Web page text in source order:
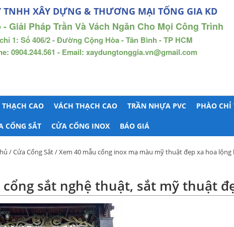
TNHH XÂY DỰNG & THƯƠNG MẠI TỐNG GIA KD
- Giải Pháp Trần Và Vách Ngăn Cho Mọi Công Trình
1: Số 406/2 - Đường Cộng Hòa - Tân Bình - TP HCM
0904.244.561 - Email: xaydungtonggia.vn@gmail.com
THẠCH CAO VÁCH THẠCH CAO TRẦN NHỰA PVC PHÀO CHỈ
CỔNG SẮT CỬA CỔNG INOX BÁO GIÁ
/Cửa Cổng Sắt/Xem 40 mẫu cổng inox mạ màu mỹ thuật đẹp xa hoa lộng
cổng sắt nghệ thuật, sắt mỹ thuật